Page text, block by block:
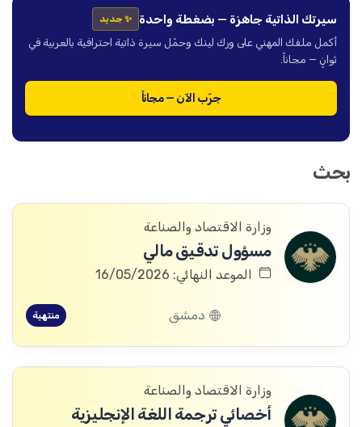
سيرتك الذاتية جاهزة — بضغطة واحدة ✨ جديد
أكمل ملفك المهني على ورك لينك وحمّل سيرة ذاتية احترافية بالعربية في
ثوانٍ — مجاناً.
جرّب الآن — مجاناً
بحث
وزارة الاقتصاد والصناعة
مسؤول تدقيق مالي
الموعد النهائي: 16/05/2026
دمشق منتهية
وزارة الاقتصاد والصناعة
أخصائي ترجمة اللغة الإنجليزية